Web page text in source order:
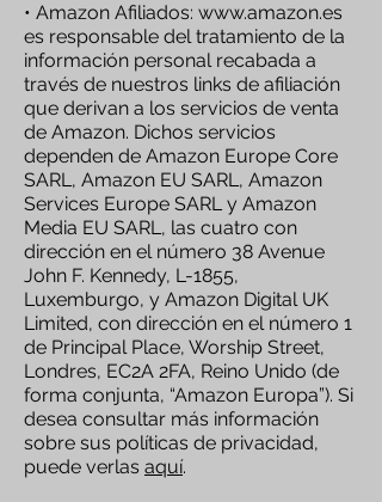
• Amazon Afiliados: www.amazon.es
es responsable del tratamiento de la
información personal recabada a
través de nuestros links de afiliación
que derivan a los servicios de venta
de Amazon. Dichos servicios
dependen de Amazon Europe Core
SARL, Amazon EU SARL, Amazon
Services Europe SARL y Amazon
Media EU SARL, las cuatro con
dirección en el número 38 Avenue
John F. Kennedy, L-1855,
Luxemburgo, y Amazon Digital UK
Limited, con dirección en el número 1
de Principal Place, Worship Street,
Londres, EC2A 2FA, Reino Unido (de
forma conjunta, “Amazon Europa”). Si
desea consultar más información
sobre sus políticas de privacidad,
puede verlas aquí.